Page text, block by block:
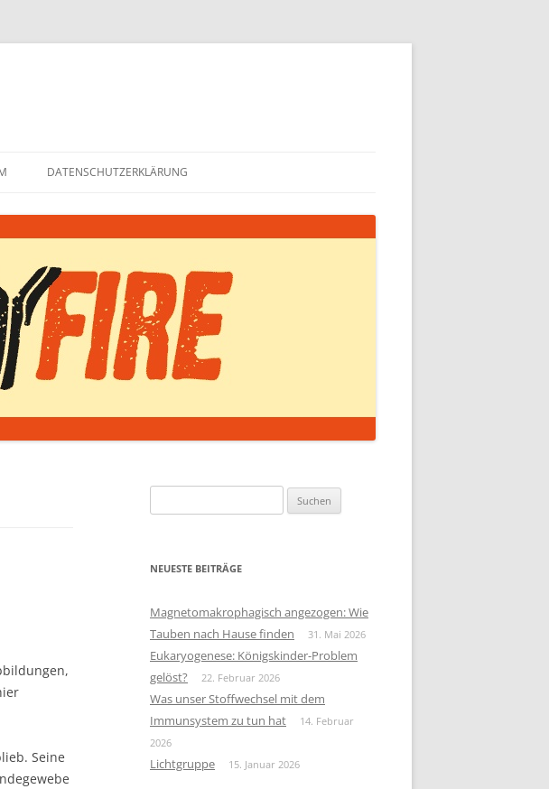
DATENSCHUTZERKLÄRUNG
Seine
nach:
NEUESTE BEITRÄGE
Magnetomakrophagisch angezogen: Wie
Tauben nach Hause finden
31. Mai 2026
Eukaryogenese: Königskinder-Problem
gelöst?
22. Februar 2026
Was unser Stoffwechsel mit dem
Immunsystem zu tun hat
14. Februar
2026
Lichtgruppe 15. Januar 2026